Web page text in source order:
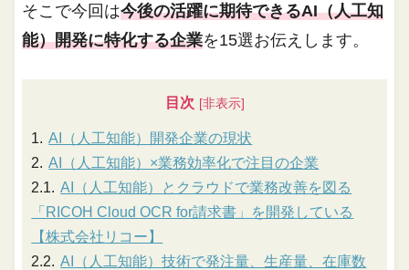
そこで今回は今後の活躍に期待できるAI（人工知
能）開発に特化する企業を15選お伝えします。
目次
AI（人工知能）開発企業の現状
AI（人工知能）×業務効率化で注目の企業
AI（人工知能）とクラウドで業務改善を図る
「RICOH Cloud OCR for請求書」を開発している
【株式会社リコー】
AI（人工知能）技術で発注量、生産量、在庫数